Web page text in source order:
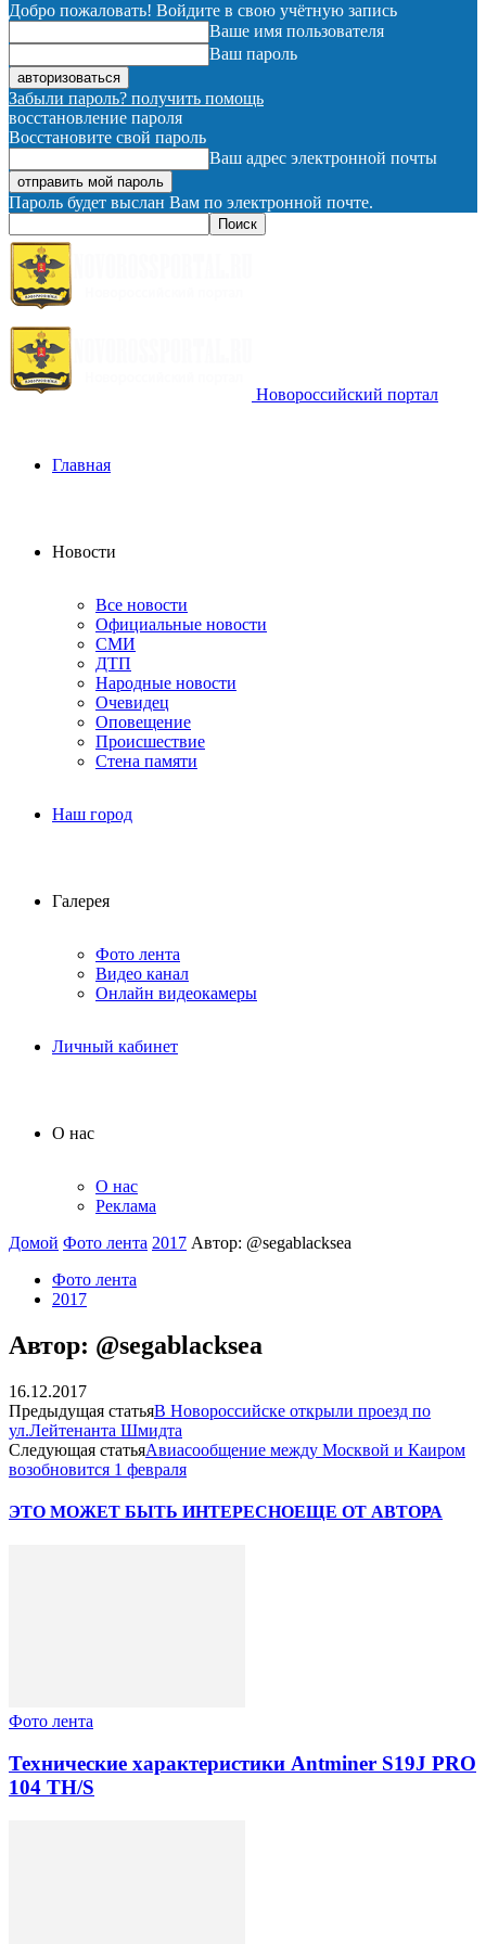
Добро пожаловать! Войдите в свою учётную запись
Ваше имя пользователя
Ваш пароль
Забыли пароль? получить помощь
восстановление пароля
Восстановите свой пароль
Ваш адрес электронной почты
Пароль будет выслан Вам по электронной почте.
Новороссийский портал
Главная
Новости
Все новости
Официальные новости
СМИ
ДТП
Народные новости
Очевидец
Оповещение
Происшествие
Стена памяти
Наш город
Галерея
Фото лента
Видео канал
Онлайн видеокамеры
Личный кабинет
О нас
О нас
Реклама
Домой Фото лента 2017 Автор: @segablacksea
Фото лента
2017
Автор: @segablacksea
16.12.2017
Предыдущая статьяВ Новороссийске открыли проезд по
ул.Лейтенанта Шмидта
Следующая статьяАвиасообщение между Москвой и Каиром
возобновится 1 февраля
ЭТО МОЖЕТ БЫТЬ ИНТЕРЕСНОЕЩЕ ОТ АВТОРА
Фото лента
Технические характеристики Antminer S19J PRO
104 TH/S